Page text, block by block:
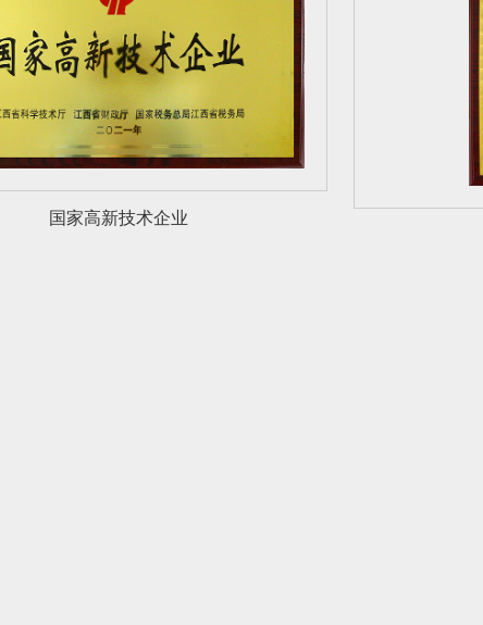
国家高新技术企业